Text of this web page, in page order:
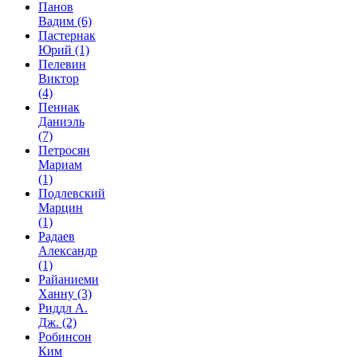
Панов
Вадим (6)
Пастернак
Юрий (1)
Пелевин
Виктор
(4)
Пеннак
Даниэль
(7)
Петросян
Мариам
(1)
Подлевский
Марцин
(1)
Радаев
Александр
(1)
Райаниеми
Ханну (3)
Риддл А.
Дж. (2)
Робинсон
Ким